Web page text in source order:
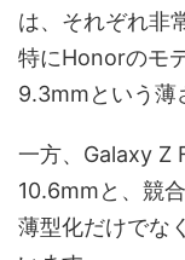
は、それぞれ非
特にHonorのモ
9.3mmという薄
一方、Galaxy Z
10.6mmと、競
薄型化だけでな